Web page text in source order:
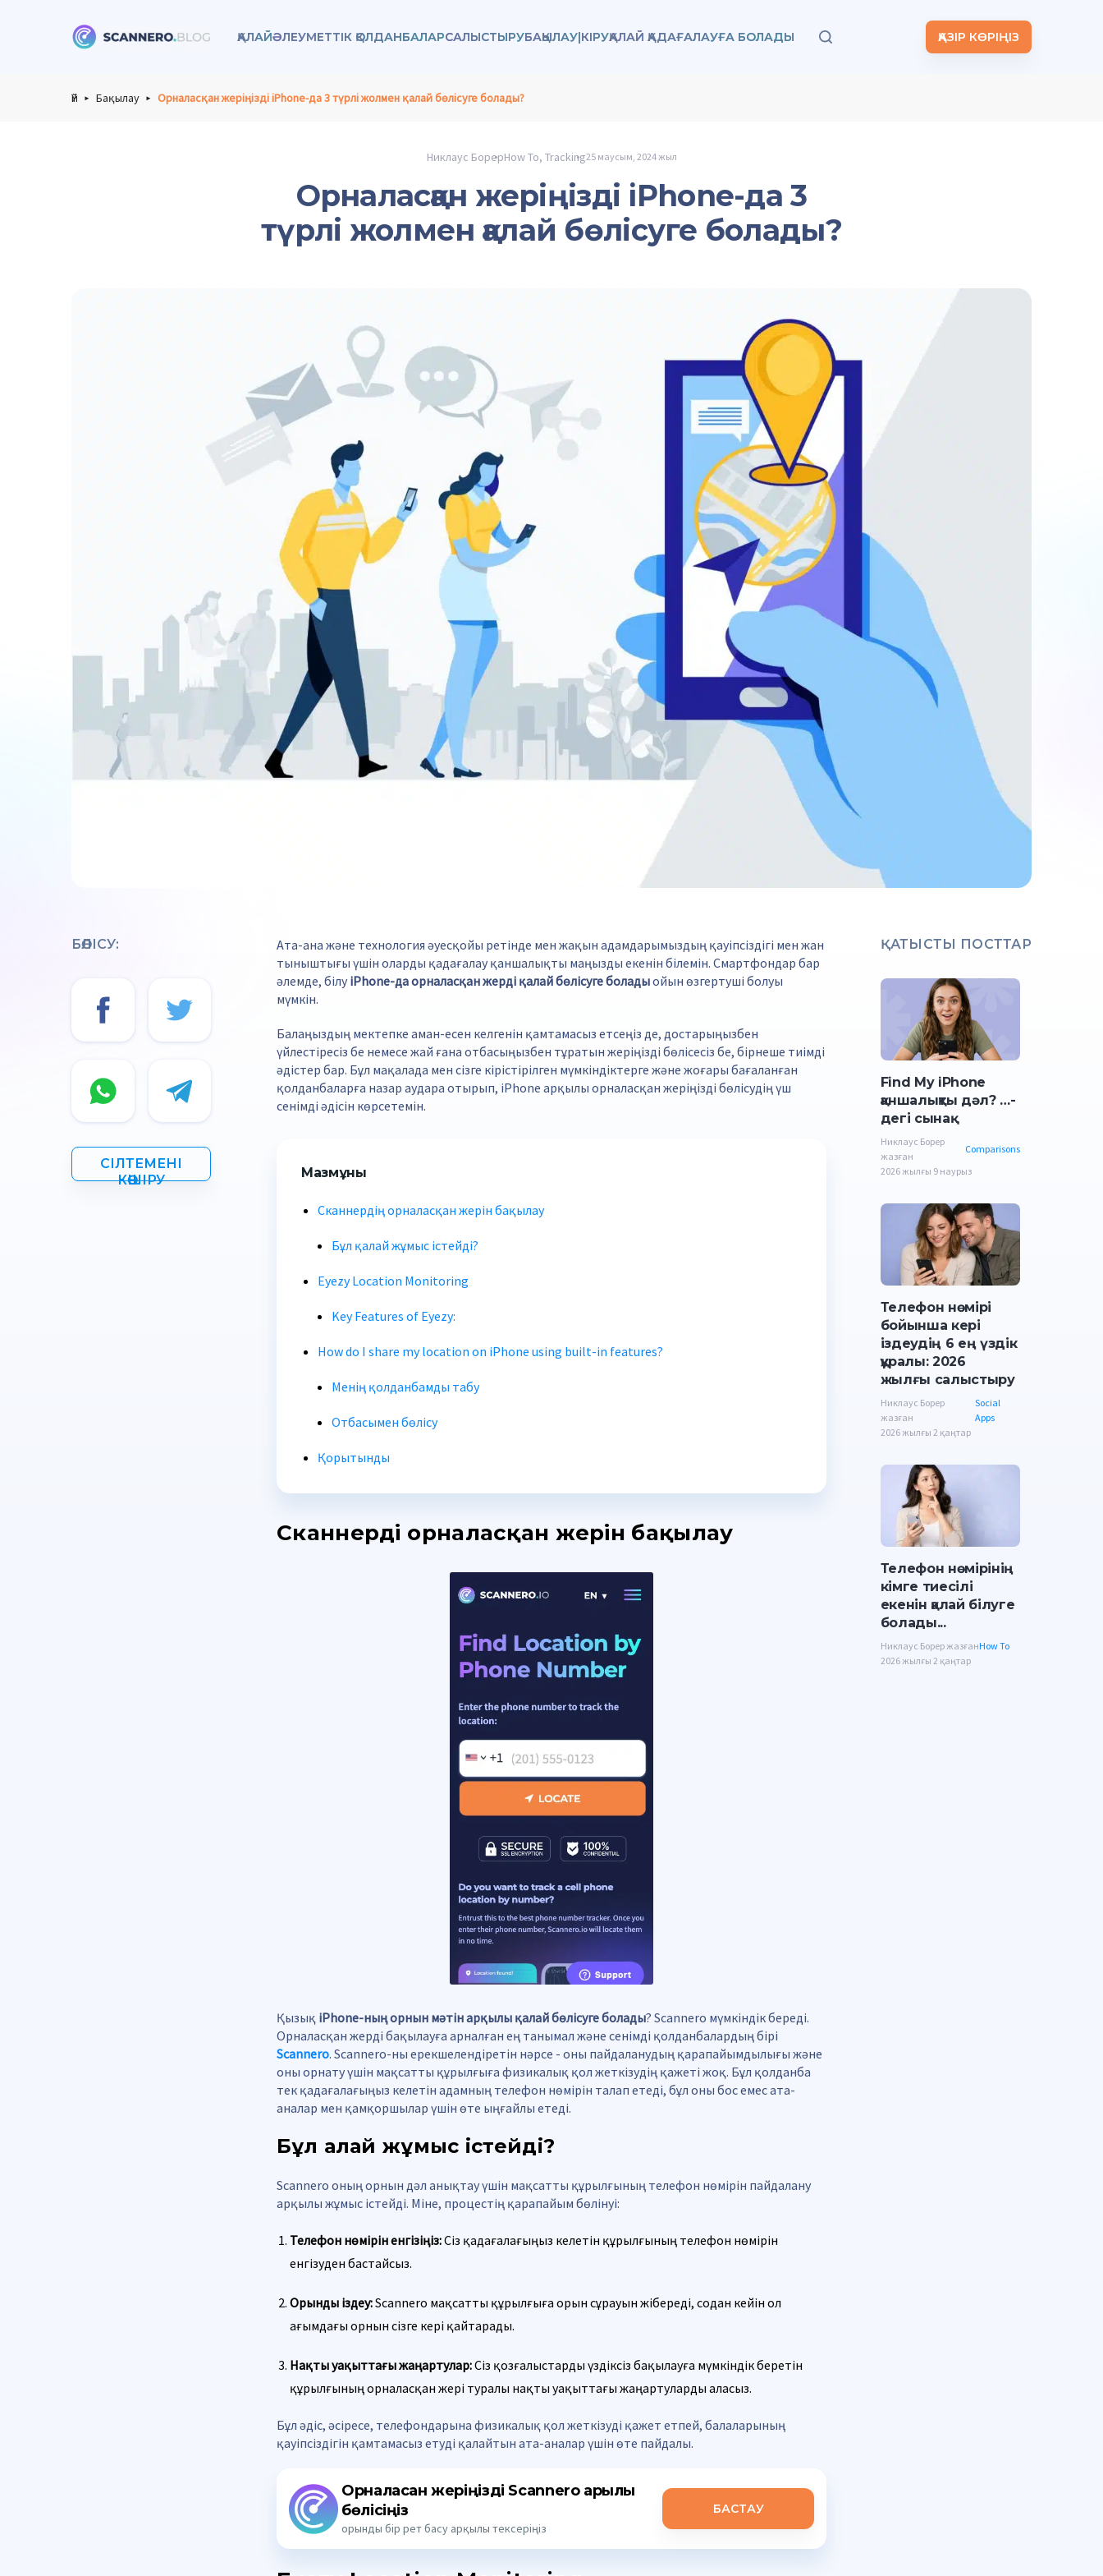
ҚАЛАЙӘЛЕУМЕТТІК ҚОЛДАНБАЛАРСАЛЫСТЫРУБАҚЫЛАУ|КІРУҚАЛАЙ ҚАДАҒАЛАУҒА БОЛАДЫ ҚАЗІР КӨРІҢІЗ
Үй Бақылау Орналасқан жеріңізді iPhone-да 3 түрлі жолмен қалай бөлісуге болады?
Никлаус БорерHow To, Tracking25 маусым, 2024 жыл
Орналасқан жеріңізді iPhone-да 3
түрлі жолмен қалай бөлісуге болады?
БӨЛІСУ:
СІЛТЕМЕНІ
КӨШІРУ
Ата-ана және технология әуесқойы ретінде мен жақын адамдарымыздың қауіпсіздігі мен жан
тыныштығы үшін оларды қадағалау қаншалықты маңызды екенін білемін. Смартфондар бар
әлемде, білу iPhone-да орналасқан жерді қалай бөлісуге боладыойын өзгертуші болуы
мүмкін.
Балаңыздың мектепке аман-есен келгенін қамтамасыз етсеңіз де, достарыңызбен
үйлестіресіз бе немесе жай ғана отбасыңызбен тұратын жеріңізді бөлісесіз бе, бірнеше тиімді
әдістер бар. Бұл мақалада мен сізге кірістірілген мүмкіндіктерге және жоғары бағаланған
қолданбаларға назар аудара отырып, iPhone арқылы орналасқан жеріңізді бөлісудің үш
сенімді әдісін көрсетемін.
Мазмұны
Сканнердің орналасқан жерін бақылау
Бұл қалай жұмыс істейді?
Eyezy Location Monitoring
Key Features of Eyezy:
How do I share my location on iPhone using built-in features?
Менің қолданбамды табу
Отбасымен бөлісу
Қорытынды
Сканнердің орналасқан жерін бақылау
Қызық iPhone-ның орнын мәтін арқылы қалай бөлісуге болады? Scannero мүмкіндік береді.
Орналасқан жерді бақылауға арналған ең танымал және сенімді қолданбалардың бірі
Scannero. Scannero-ны ерекшелендіретін нәрсе - оны пайдаланудың қарапайымдылығы және
оны орнату үшін мақсатты құрылғыға физикалық қол жеткізудің қажеті жоқ. Бұл қолданба
тек қадағалағыңыз келетін адамның телефон нөмірін талап етеді, бұл оны бос емес ата-
аналар мен қамқоршылар үшін өте ыңғайлы етеді.
Бұл қалай жұмыс істейді?
Scannero оның орнын дәл анықтау үшін мақсатты құрылғының телефон нөмірін пайдалану
арқылы жұмыс істейді. Міне, процестің қарапайым бөлінуі:
Телефон нөмірін енгізіңіз:Сіз қадағалағыңыз келетін құрылғының телефон нөмірін
енгізуден бастайсыз.
Орынды іздеу:Scannero мақсатты құрылғыға орын сұрауын жібереді, содан кейін ол
ағымдағы орнын сізге кері қайтарады.
Нақты уақыттағы жаңартулар:Сіз қозғалыстарды үздіксіз бақылауға мүмкіндік беретін
құрылғының орналасқан жері туралы нақты уақыттағы жаңартуларды аласыз.
Бұл әдіс, әсіресе, телефондарына физикалық қол жеткізуді қажет етпей, балаларының
қауіпсіздігін қамтамасыз етуді қалайтын ата-аналар үшін өте пайдалы.
Орналасқан жеріңізді Scannero арқылы
бөлісіңіз
орынды бір рет басу арқылы тексеріңіз
БАСТАУ
ҚАТЫСТЫ ПОСТТАР
Find My iPhone
қаншалықты дәл? …-
дегі сынақ
Никлаус Борер
жазған
Comparisons
2026 жылғы 9 наурыз
Телефон нөмірі
бойынша кері
іздеудің 6 ең үздік
құралы: 2026
жылғы салыстыру
Никлаус Борер
жазған
Social
Apps
2026 жылғы 2 қаңтар
Телефон нөмірінің
кімге тиесілі
екенін қалай білуге
болады...
Никлаус Борер жазғанHow To
2026 жылғы 2 қаңтар